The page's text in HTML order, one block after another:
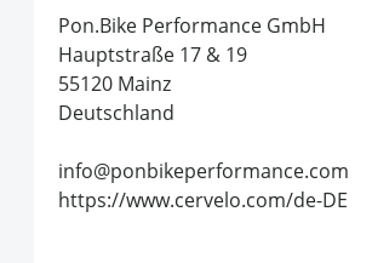
Pon.Bike Performance GmbH
Hauptstraße 17 & 19
55120 Mainz
Deutschland
info@ponbikeperformance.com
https://www.cervelo.com/de-DE